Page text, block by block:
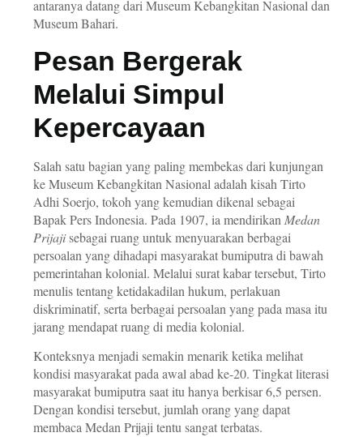
antaranya datang dari Museum Kebangkitan Nasional dan
Museum Bahari.
Pesan Bergerak
Melalui Simpul
Kepercayaan
Salah satu bagian yang paling membekas dari kunjungan
ke Museum Kebangkitan Nasional adalah kisah Tirto
Adhi Soerjo, tokoh yang kemudian dikenal sebagai
Bapak Pers Indonesia. Pada 1907, ia mendirikan Medan
Prijajisebagai ruang untuk menyuarakan berbagai
persoalan yang dihadapi masyarakat bumiputra di bawah
pemerintahan kolonial. Melalui surat kabar tersebut, Tirto
menulis tentang ketidakadilan hukum, perlakuan
diskriminatif, serta berbagai persoalan yang pada masa itu
jarang mendapat ruang di media kolonial.
Konteksnya menjadi semakin menarik ketika melihat
kondisi masyarakat pada awal abad ke-20. Tingkat literasi
masyarakat bumiputra saat itu hanya berkisar 6,5 persen.
Dengan kondisi tersebut, jumlah orang yang dapat
membaca Medan Prijaji tentu sangat terbatas.